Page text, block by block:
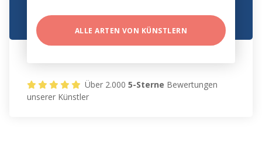
ALLE ARTEN VON KÜNSTLERN
Über 2.0005-Sterne Bewertungen
unserer Künstler